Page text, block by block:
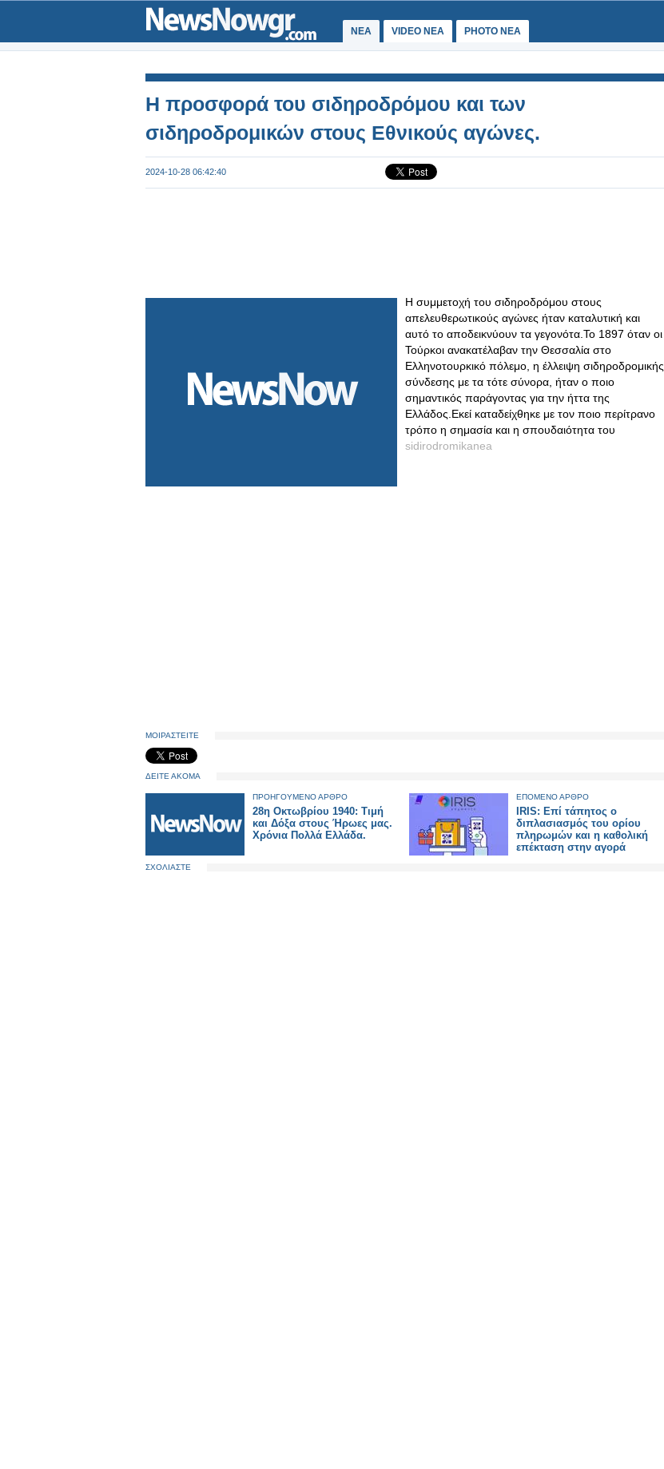
ΝΕΑ VIDEO NEA PHOTO NEA
Η προσφορά του σιδηροδρόμου και των
σιδηροδρομικών στους Εθνικούς αγώνες.
2024-10-28 06:42:40
Η συμμετοχή του σιδηροδρόμου στους
απελευθερωτικούς αγώνες ήταν καταλυτική και
αυτό το αποδεικνύουν τα γεγονότα.Το 1897 όταν οι
Τούρκοι ανακατέλαβαν την Θεσσαλία στο
Ελληνοτουρκικό πόλεμο, η έλλειψη σιδηροδρομικής
σύνδεσης με τα τότε σύνορα, ήταν ο ποιο
σημαντικός παράγοντας για την ήττα της
Ελλάδος.Εκεί καταδείχθηκε με τον ποιο περίτρανο
τρόπο η σημασία και η σπουδαιότητα του
sidirodromikanea
ΜΟΙΡΑΣΤΕΙΤΕ
ΔΕΙΤΕ ΑΚΟΜΑ
ΠΡΟΗΓΟΥΜΕΝΟ ΑΡΘΡΟ
28η Οκτωβρίου 1940: Τιμή
και Δόξα στους Ήρωες μας.
Χρόνια Πολλά Ελλάδα.
ΕΠΟΜΕΝΟ ΑΡΘΡΟ
IRIS: Επί τάπητος ο
διπλασιασμός του ορίου
πληρωμών και η καθολική
επέκταση στην αγορά
ΣΧΟΛΙΑΣΤΕ